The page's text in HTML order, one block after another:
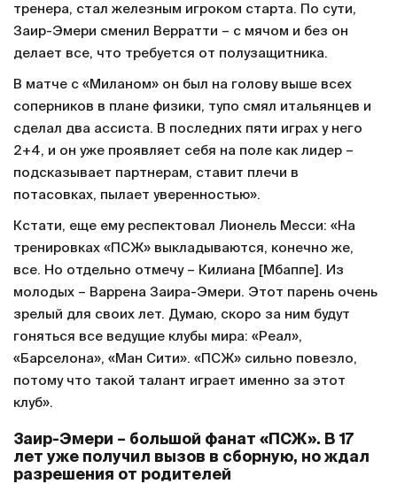
тренера, стал железным игроком старта. По сути,
Заир-Эмери сменил Верратти – с мячом и без он
делает все, что требуется от полузащитника.
В матче с «Миланом» он был на голову выше всех
соперников в плане физики, тупо смял итальянцев и
сделал два ассиста. В последних пяти играх у него
2+4, и он уже проявляет себя на поле как лидер –
подсказывает партнерам, ставит плечи в
потасовках, пылает уверенностью».
Кстати, еще ему респектовал Лионель Месси: «На
тренировках «ПСЖ» выкладываются, конечно же,
все. Но отдельно отмечу – Килиана [Мбаппе]. Из
молодых – Варрена Заира-Эмери. Этот парень очень
зрелый для своих лет. Думаю, скоро за ним будут
гоняться все ведущие клубы мира: «Реал»,
«Барселона», «Ман Сити». «ПСЖ» сильно повезло,
потому что такой талант играет именно за этот
клуб».
Заир-Эмери – большой фанат «ПСЖ». В 17
лет уже получил вызов в сборную, но ждал
разрешения от родителей